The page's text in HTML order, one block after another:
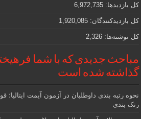
کل بازدیدها: 6,972,735
کل بازدیدکنند‌گان: 1,920,085
کل نوشته‌ها: 2,326
مباحث جدیدی که با شما
گذاشته شده است
رنک بندی